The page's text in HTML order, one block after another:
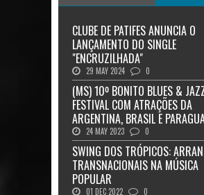
CLUBE DE PATIFES ANUNCIA O
LANÇAMENTO DO SINGLE
"ENCRUZILHADA"
29 MAY 2024 0
(MS) 10º BONITO BLUES &
FESTIVAL COM ATRAÇÕES DA
ARGENTINA, BRASIL E
24 MAY 2023 0
SWING DOS TRÓPICOS:
TRANSNACIONAIS NA MÚSICA
POPULAR
01 DEC 2022 0